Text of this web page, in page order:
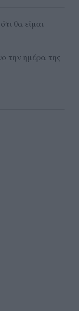
θα είμαι
την ημέρα της